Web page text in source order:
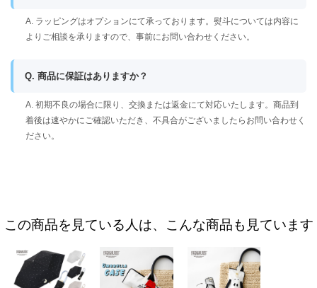
A. ラッピングはオプションにて承っております。熨斗については内容に
よりご相談を承りますので、事前にお問い合わせください。
Q. 商品に保証はありますか？
A. 初期不良の場合に限り、交換または返金にて対応いたします。商品到
着後は速やかにご確認いただき、不具合がございましたらお問い合わせく
ださい。
この商品を見ている人は、こんな商品も見ています